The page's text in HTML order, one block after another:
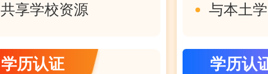
共享学校资源
学历认证
与本土
学历认